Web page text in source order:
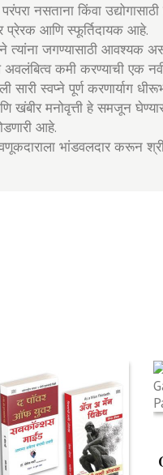
परंपरा नसताना किंवा
प्रेरक आणि स्फूर्तिदायक आहे.
त्यांना जगण्यासाठी आवश्यक
अवलंबित्व कमी करण्याची एक
सारी स्वप्ने पूर्ण करणार्याग
खंबीर मनोवृत्ती हे समजून
आहे.
भांडवलदार करून